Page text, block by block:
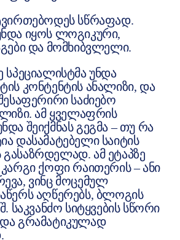
სწრაფად.
იყოს ლოგიკური,
და მომხიბვლელი.
სპეციალისტმა უნდა
კონტენტის ანალიზი, და
საძიებო
ამ ყველაფრის
შეიქმნას გეგმა – თუ რა
დასამატებელი საიტის
ამ ეტაპზე
კარგი ქოფი რაითერის – ანი
ვინც მოცემულ
აღწერებს, ბლოგის
საკვანძო სიტყვების სწორი
და გრამატიკულად